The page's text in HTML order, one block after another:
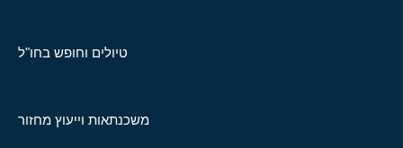
טיולים וחופש בחו"ל
משכנתאות וייעוץ מחזור